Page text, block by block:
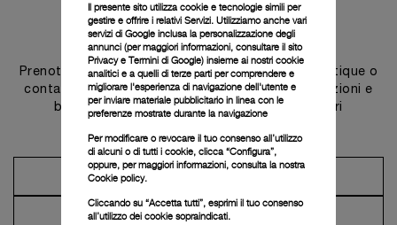
Contattaci
Prenota un appuntamento in una delle nostre boutique o
contatta il nostro concierge per scoprire le collezioni e
beneficiare dei consigli e dei servizi dei nostri
Prendi un appuntamento
Contatta il concierge
Il presente sito utilizza cookie e tecnologie simili per
gestire e offrire i relativi Servizi. Utilizziamo anche vari
servizi di Google inclusa la personalizzazione degli
annunci (per maggiori informazioni, consultare il sito
Privacy e Termini di Google) insieme ai nostri cookie
analitici e a quelli di terze parti per comprendere e
migliorare l'esperienza di navigazione dell'utente e
per inviare materiale pubblicitario in linea con le
preferenze mostrate durante la navigazione
Per modificare o revocare il tuo consenso all’utilizzo
di alcuni o di tutti i cookie, clicca “Configura”,
oppure, per maggiori informazioni, consulta la nostra
Cookie policy.
Cliccando su “Accetta tutti”, esprimi il tuo consenso
all’utilizzo dei cookie sopraindicati.